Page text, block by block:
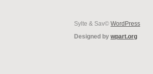
Sylte & Sav© WordPress
Designed by wpart.org